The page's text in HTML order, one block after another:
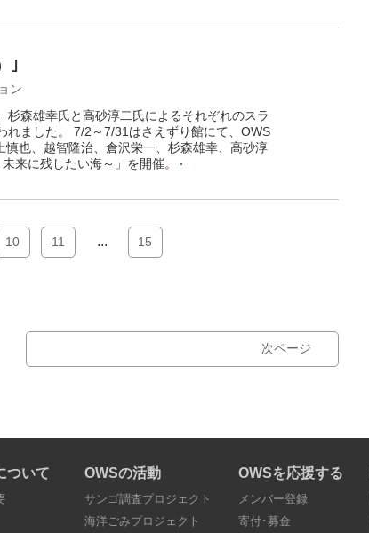
｣
ン
杉森雄幸氏と高砂淳二氏によるそれぞれのスラ
れました。 7/2～7/31はさえずり館にて、OWS
慎也、越智隆治、倉沢栄一、杉森雄幸、高砂淳
来に残したい海～」を開催。
10 11 ... 15
次ページ
ついて OWSの活動
サンゴ調査プロジェクト
海洋ごみプロジェクト
OWSを応援する
メンバー登録
寄付･募金